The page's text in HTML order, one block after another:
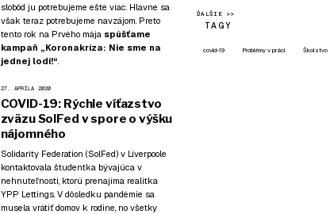
slobôd ju potrebujeme ešte viac. Hlavne sa
však teraz potrebujeme navzájom. Preto
tento rok na Prvého mája spúšťame
kampaň „Koronakríza: Nie sme na
jednej lodi!“
27. APRÍLA 2020
COVID-19: Rýchle víťazstvo
zväzu SolFed v spore o výšku
nájomného
Solidarity Federation (SolFed) v Liverpoole
kontaktovala študentka bývajúca v
nehnuteľnosti, ktorú prenajíma realitka
YPP Lettings. V dôsledku pandémie sa
musela vrátiť domov k rodine, no všetky
ĎALŠIE >>
TAGY
covid-19 Problémy v práci Školstvo